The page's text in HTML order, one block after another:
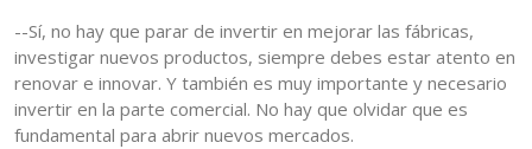
--Sí, no hay que parar de invertir en mejorar las fábricas,
investigar nuevos productos, siempre debes estar atento en
renovar e innovar. Y también es muy importante y necesario
invertir en la parte comercial. No hay que olvidar que es
fundamental para abrir nuevos mercados.